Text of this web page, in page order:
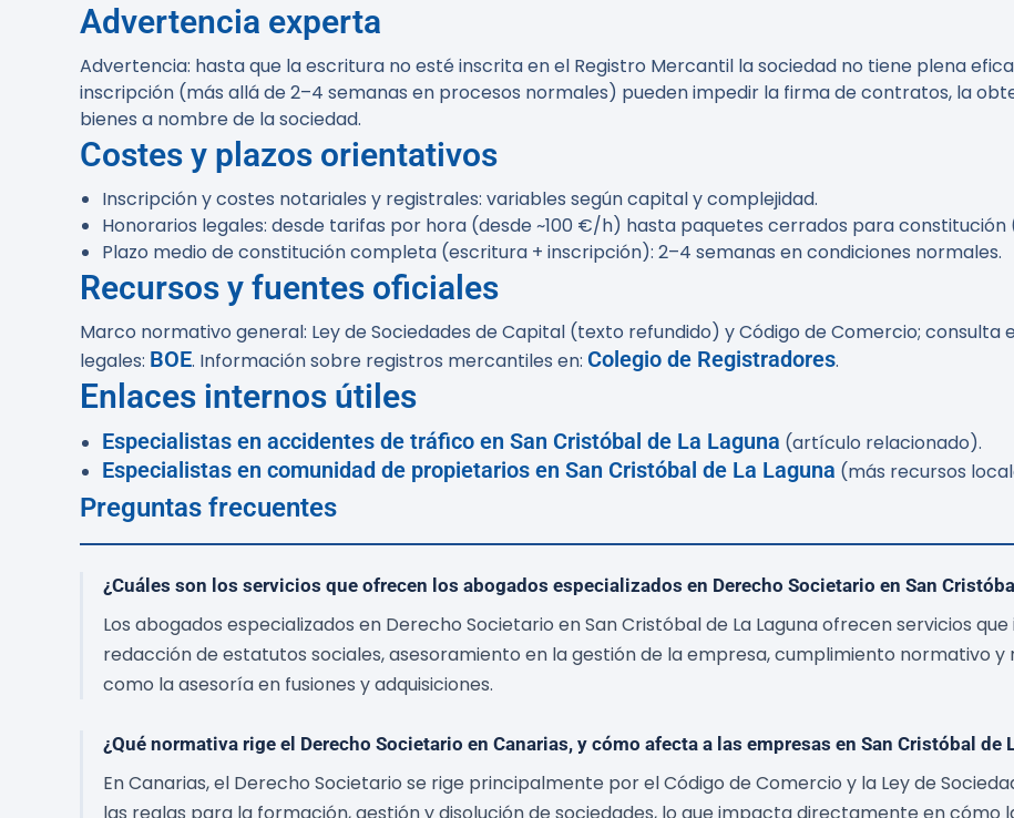
Advertencia experta
Advertencia: hasta que la escritura no esté inscrita en el Registro Mercantil la sociedad no tiene plena
inscripción (más allá de 2–4 semanas en procesos normales) pueden impedir la firma de contratos, la
bienes a nombre de la sociedad.
Costes y plazos orientativos
Inscripción y costes notariales y registrales: variables según capital y complejidad.
Honorarios legales: desde tarifas por hora (desde ~100 €/h) hasta paquetes cerrados para
Plazo medio de constitución completa (escritura + inscripción): 2–4 semanas en condiciones normales.
Recursos y fuentes oficiales
Marco normativo general: Ley de Sociedades de Capital (texto refundido) y Código de Comercio; consulta
legales: BOE. Información sobre registros mercantiles en: Colegio de Registradores.
Enlaces internos útiles
Especialistas en accidentes de tráfico en San Cristóbal de La Laguna (artículo relacionado).
Especialistas en comunidad de propietarios en San Cristóbal de La Laguna (más recursos
Preguntas frecuentes
¿Cuáles son los servicios que ofrecen los abogados especializados en Derecho Societario en San
Los abogados especializados en Derecho Societario en San Cristóbal de La Laguna ofrecen servicios
redacción de estatutos sociales, asesoramiento en la gestión de la empresa, cumplimiento normativo
como la asesoría en fusiones y adquisiciones.
¿Qué normativa rige el Derecho Societario en Canarias, y cómo afecta a las empresas en San Cristóbal de
En Canarias, el Derecho Societario se rige principalmente por el Código de Comercio y la Ley de